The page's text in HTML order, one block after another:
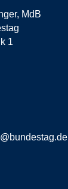
MdB
1